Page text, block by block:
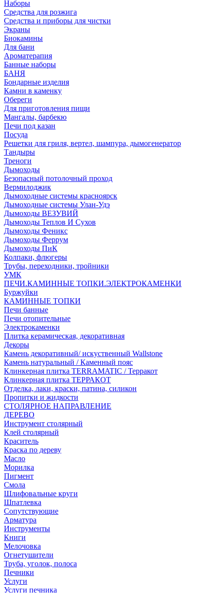
Наборы
Средства для розжига
Средства и приборы для чистки
Экраны
Биокамины
Для бани
Ароматерапия
Банные наборы
БАНЯ
Бондарные изделия
Камни в каменку
Обереги
Для приготовления пищи
Мангалы, барбекю
Печи под казан
Посуда
Решетки для гриля, вертел, шампура, дымогенератор
Тандыры
Треноги
Дымоходы
Безопасный потолочный проход
Вермилоджик
Дымоходные системы красноярск
Дымоходные системы Улан-Удэ
Дымоходы ВЕЗУВИЙ
Дымоходы Теплов И Сухов
Дымоходы Феникс
Дымоходы Феррум
Дымоходы ПиК
Колпаки, флюгеры
Трубы, переходники, тройники
УМК
ПЕЧИ.КАМИННЫЕ ТОПКИ.ЭЛЕКТРОКАМЕНКИ
Буржуйки
КАМИННЫЕ ТОПКИ
Печи банные
Печи отопительные
Электрокаменки
Плитка керамическая, декоративная
Декоры
Камень декоративный/ искуственный Wallstone
Камень натуральный / Каменный пояс
Клинкерная плитка TERRAMATIC / Терракот
Клинкерная плитка ТЕРРАКОТ
Отделка, лаки, краски, патина, силикон
Пропитки и жидкости
СТОЛЯРНОЕ НАПРАВЛЕНИЕ
ДЕРЕВО
Инструмент столярный
Клей столярный
Краситель
Краска по дереву
Масло
Морилка
Пигмент
Смола
Шлифовальные круги
Шпатлевка
Сопутствующие
Арматура
Инструменты
Книги
Мелочовка
Огнетушители
Труба, уголок, полоса
Печники
Услуги
Услуги печника